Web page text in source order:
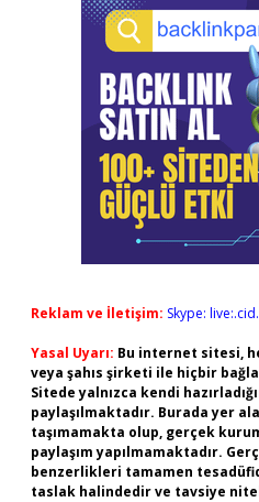
Reklam ve İletişim: Skype:
Yasal Uyarı: Bu internet sitesi,
veya şahıs şirketi ile hiçbir
Sitede yalnızca kendi
paylaşılmaktadır. Burada yer
taşımamakta olup, gerçek
paylaşım yapılmamaktadır.
benzerlikleri tamamen
taslak halindedir ve tavsiye